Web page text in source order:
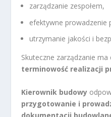
zarządzanie zespołem,
efektywne prowadzenie
utrzymanie jakości i
Skuteczne zarządzanie
terminowość realizacji
Kierownik budowy
przygotowanie i